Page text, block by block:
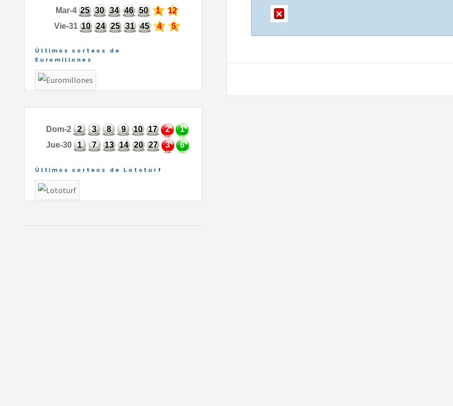
Últimos sorteos de
Euromillones
Mar-4 25 30 34 46 50 1
12
Vie-31 10 24 25 31 45 4 5
Últimos sorteos de Lototurf
Dom-2 2 3 8 9 10 17 2
1
Jue-30
1 7 13 14 20 27 3 6